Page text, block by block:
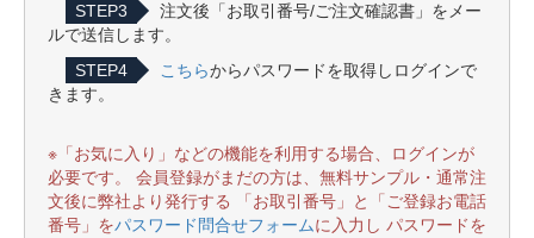
STEP3
注文後「お取引番号/ご注文確認書」をメー
ルで送信します。
STEP4
こちらからパスワードを取得しログインで
きます。
※「お気に入り」などの機能を利用する場合、ログインが
必要です。 会員登録がまだの方は、無料サンプル・通常注
文後に弊社より発行する 「お取引番号」と「ご登録お電話
番号」をパスワード問合せフォームに入力し パスワードを